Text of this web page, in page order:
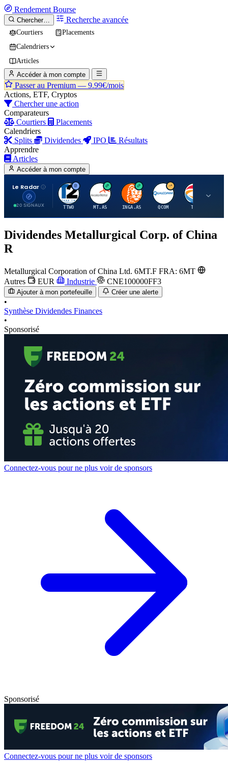
Rendement Bourse
Chercher… Recherche avancée
Courtiers
Placements
Calendriers
Articles
Accéder à mon compte
Passer au Premium — 9.99€/mois
Actions, ETF, Cryptos
Chercher une action
Comparateurs
Courtiers
Placements
Calendriers
Splits
Dividendes IPO
Résultats
Apprendre
Articles
Accéder à mon compte
Le Radar
20 SIGNAUX
T
TTWO
A
MT.AS
I
INGA.AS
Q
QCOM
T
TTE
Dividendes Metallurgical Corp. of China
R
Metallurgical Corporation of China Ltd. 6MT.F FRA: 6MT
Autres
EUR Industrie CNE100000FF3
Ajouter à mon portefeuille Créer une alerte
•
Synthèse Dividendes Finances
•
Sponsorisé
Connectez-vous pour ne plus voir de sponsors
Sponsorisé
Connectez-vous pour ne plus voir de sponsors